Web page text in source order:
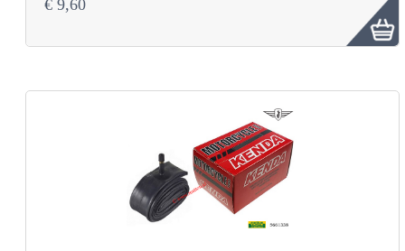
DRIEWIELERS
FOLDERS EN ONDERDELENBOEKEN
MODELOVERZICHTEN PER JAAR
€ 9,60